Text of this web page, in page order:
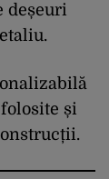
deșeuri
și